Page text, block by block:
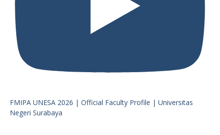
FMIPA UNESA 2026 | Official Faculty Profile | Universitas
Negeri Surabaya